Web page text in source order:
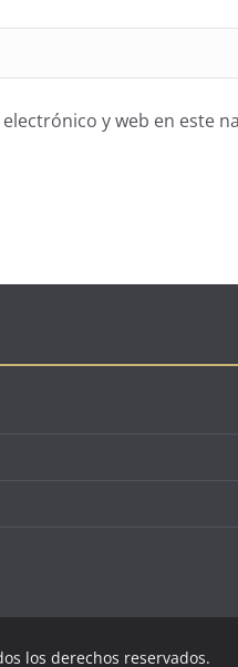
y web en este
los derechos reservados.